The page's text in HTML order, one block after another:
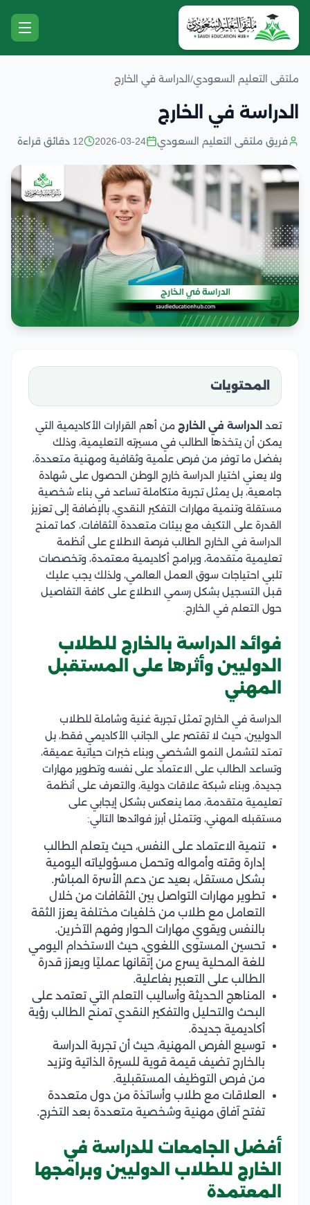
ملتقى التعليم السعودي/ الدراسة في الخارج
الدراسة في الخارج
فريق ملتقى التعليم السعودي 2026-03-24 12 دقائق قراءة
المحتويات
تعد الدراسة في الخارج من أهم القرارات الأكاديمية التي
يمكن أن يتخذها الطالب في مسيرته التعليمية، وذلك
بفضل ما توفر من فرص علمية وثقافية ومهنية متعددة،
ولا يعني اختيار الدراسة خارج الوطن الحصول على شهادة
جامعية، بل يمثل تجربة متكاملة تساعد في بناء شخصية
مستقلة وتنمية مهارات التفكير النقدي، بالإضافة إلى تعزيز
القدرة على التكيف مع بيئات متعددة الثقافات، كما تمنح
الدراسة في الخارج الطالب فرصة الاطلاع على أنظمة
تعليمية متقدمة، وبرامج أكاديمية معتمدة، وتخصصات
تلبي احتياجات سوق العمل العالمي، ولذلك يجب عليك
قبل التسجيل بشكل رسمي الاطلاع على كافة التفاصيل
حول التعلم في الخارج.
فوائد الدراسة بالخارج للطلاب
الدوليين وأثرها على المستقبل
المهني
الدراسة في الخارج تمثل تجربة غنية وشاملة للطلاب
الدوليين، حيث لا تقتصر على الجانب الأكاديمي فقط، بل
تمتد لتشمل النمو الشخصي وبناء خبرات حياتية عميقة،
وتساعد الطالب على الاعتماد على نفسه وتطوير مهارات
جديدة، وبناء شبكة علاقات دولية، والتعرف على أنظمة
تعليمية متقدمة، مما ينعكس بشكل إيجابي على
مستقبله المهني، وتتمثل أبرز فوائدها التالي:
تنمية الاعتماد على النفس، حيث يتعلم الطالب
إدارة وقته وأمواله وتحمل مسؤولياته اليومية
بشكل مستقل، بعيد عن دعم الأسرة المباشر.
تطوير مهارات التواصل بين الثقافات من خلال
التعامل مع طلاب من خلفيات مختلفة يعزز الثقة
بالنفس ويقوي مهارات الحوار وفهم الآخرين.
تحسين المستوى اللغوي، حيث الاستخدام اليومي
للغة المحلية يسرع من إتقانها عمليًا ويعزز قدرة
الطالب على التعبير بفاعلية.
المناهج الحديثة وأساليب التعلم التي تعتمد على
البحث والتحليل والتفكير النقدي تمنح الطالب رؤية
أكاديمية جديدة.
توسيع الفرص المهنية، حيث أن تجربة الدراسة
بالخارج تضيف قيمة قوية للسيرة الذاتية وتزيد
من فرص التوظيف المستقبلية.
العلاقات مع طلاب وأساتذة من دول متعددة
تفتح آفاق مهنية وشخصية متعددة بعد التخرج.
أفضل الجامعات للدراسة في
الخارج للطلاب الدوليين وبرامجها
المعتمدة